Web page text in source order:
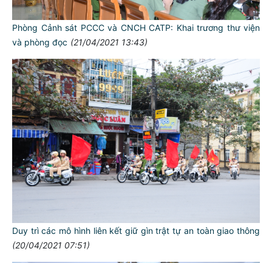
Phòng Cảnh sát PCCC và CNCH CATP: Khai trương thư viện
và phòng đọc (21/04/2021 13:43)
Duy trì các mô hình liên kết giữ gìn trật tự an toàn giao thông
(20/04/2021 07:51)